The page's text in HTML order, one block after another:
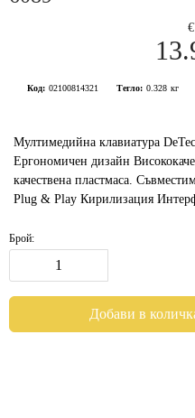
Код: 02100814321 Тегло: 0.328 кг
Мултимедийна клавиатура
Ергономичен дизайн
качествена пластмаса.
Plug & Play Кирилизация
Брой: